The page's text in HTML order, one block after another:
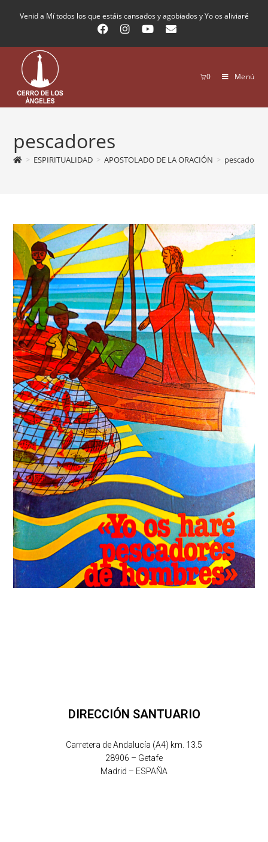
Venid a Mí todos los que estáis cansados y agobiados y Yo os aliviaré
0 Menú
pescadores
> ESPIRITUALIDAD > APOSTOLADO DE LA ORACIÓN > pescadores
DIRECCIÓN SANTUARIO
Carretera de Andalucía (A4) km. 13.5
28906 – Getafe
Madrid – ESPAÑA